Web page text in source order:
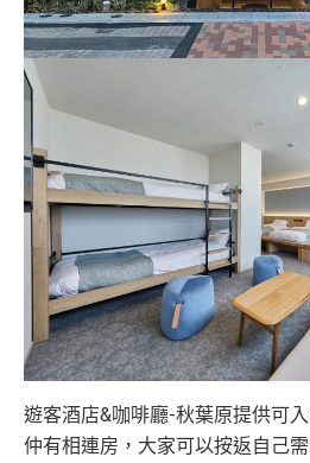
遊客酒店&咖啡廳-秋葉原提供可
仲有相連房，大家可以按返自己